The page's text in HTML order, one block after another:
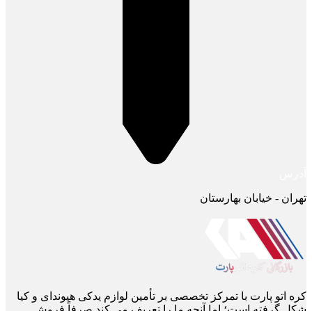
تهران - خیابان بهارستان
کره اتو پارت با تمرکز تخصصی بر تأمین لوازم یدکی هیوندای و کیا